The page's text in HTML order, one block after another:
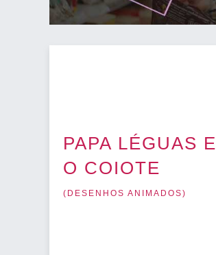
PAPA LÉGUAS E
O COIOTE
( DESENHOS ANIMADOS)